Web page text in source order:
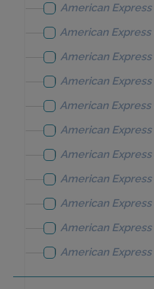
American Express
American Express
American Express
American Express
American Express
American Express
American Express
American Express
American Express
American Express
American Express